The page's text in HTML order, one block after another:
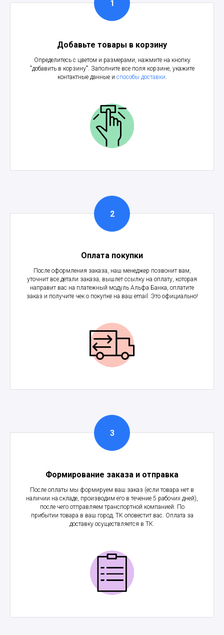
Добавьте товары в корзину
Определитесь с цветом и размерами, нажмите на кнопку
"добавить в корзину". Заполните все поля корзине, укажите
контактные данные и способы доставки.
Оплата покупки
После оформления заказа, наш менеджер позвонит вам,
уточнит все детали заказа, вышлет ссылку на оплату, которая
направит вас на платежный модуль Альфа Банка, оплатите
заказ и получите чек о покупке на ваш email. Это официально!
Формирование заказа и отправка
После оплаты мы формируем ваш заказ (если товара нет в
наличии на складе, производим его в течение 5 рабочих дней),
после чего отправляем транспортной компанией. По
прибытии товара в ваш город, ТК оповестит вас. Оплата за
доставку осуществляется в ТК.